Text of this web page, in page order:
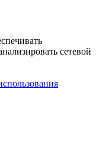
сетевой